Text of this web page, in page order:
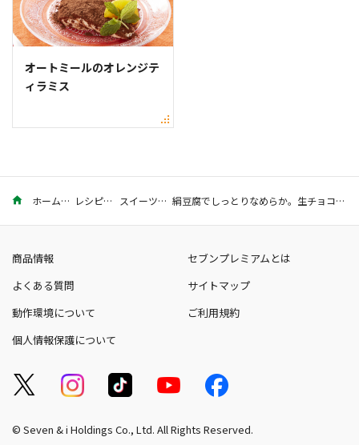
オートミールのオレンジテ
ィラミス
ホーム レシピ スイーツ 絹豆腐でしっとりなめらか。生チョコのレシピ
商品情報
セブンプレミアムとは
よくある質問
サイトマップ
動作環境について
ご利用規約
個人情報保護について
© Seven & i Holdings Co., Ltd. All Rights Reserved.